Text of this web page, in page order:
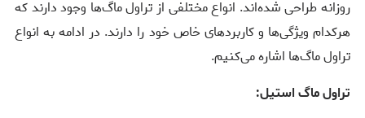
روزانه طراحی شده‌اند. انواع مختلفی از تراول ماگ‌ها وجود دارند که
هرکدام ویژگی‌ها و کاربردهای خاص خود را دارند. در ادامه به انواع
تراول ماگ‌ها اشاره می‌کنیم.
تراول ماگ استیل: